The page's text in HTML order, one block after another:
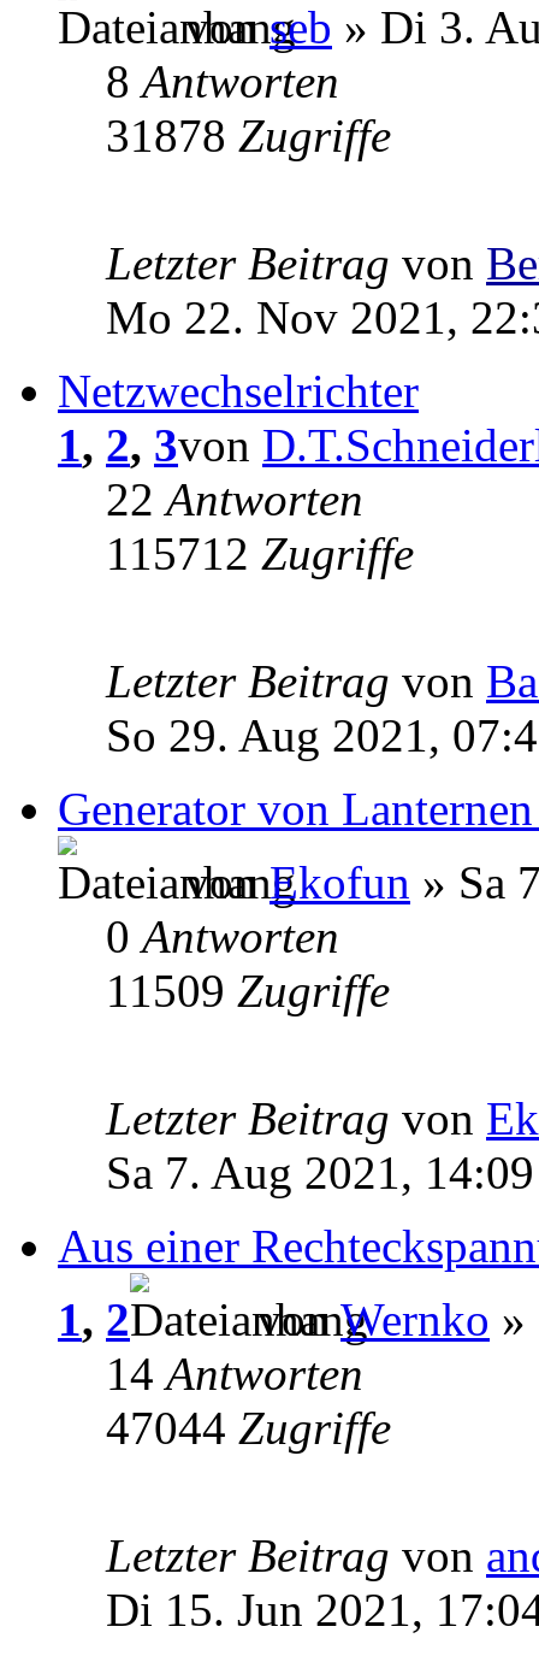
vonseb » Di 3.
8Antworten
31878 Zugriffe
Letzter Beitrag von
Mo 22. Nov 2021,
Netzwechselrichter
1, 2, 3von
22Antworten
115712 Zugriffe
Letzter Beitrag von
So 29. Aug 2021,
Generator von
vonEkofun » Sa
0Antworten
11509 Zugriffe
Letzter Beitrag von
Sa 7. Aug 2021, 14:09
Aus einer
1, 2 vonWernko »
14Antworten
47044 Zugriffe
Letzter Beitrag von
Di 15. Jun 2021,